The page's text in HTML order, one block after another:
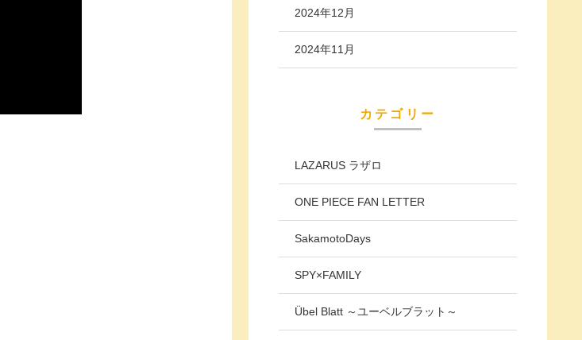
2024年12月
2024年11月
カテゴリー
LAZARUS ラザロ
ONE PIECE FAN LETTER
SakamotoDays
SPY×FAMILY
Übel Blatt ～ユーベルブラット～